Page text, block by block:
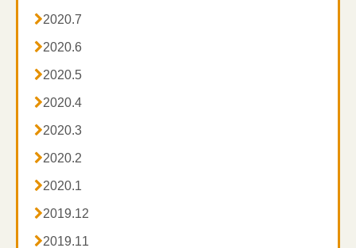
2020.7
2020.6
2020.5
2020.4
2020.3
2020.2
2020.1
2019.12
2019.11